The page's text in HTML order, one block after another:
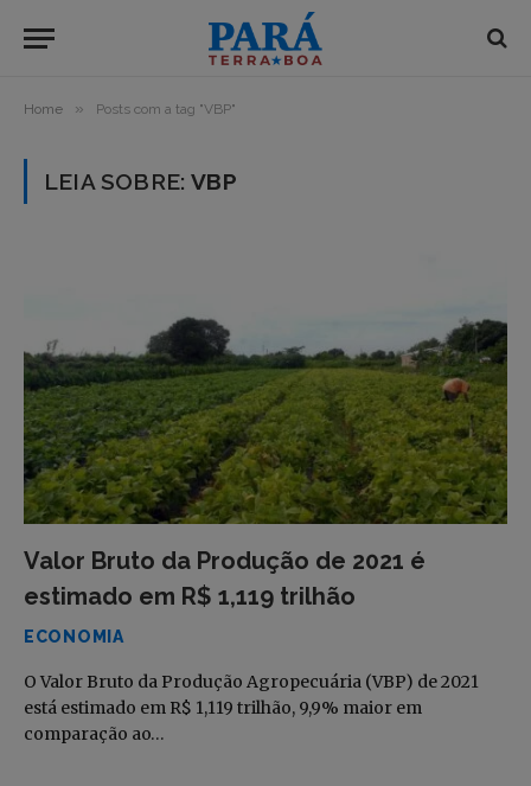
Home » Posts com a tag "VBP"
LEIA SOBRE:VBP
Valor Bruto da Produção de 2021 é
estimado em R$ 1,119 trilhão
ECONOMIA
O Valor Bruto da Produção Agropecuária (VBP) de 2021
está estimado em R$ 1,119 trilhão, 9,9% maior em
comparação ao…